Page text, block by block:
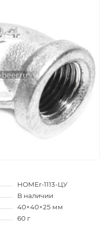
HOMEr-1113-ЦУ
В наличии
40×40×25 мм
60 г